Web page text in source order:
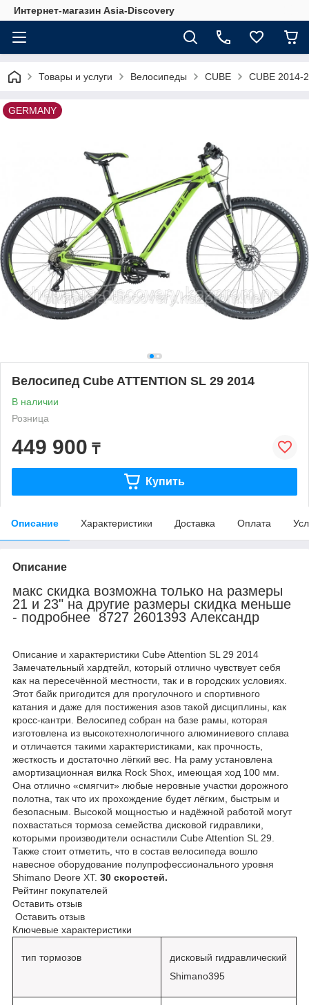
Интернет-магазин Asia-Discovery
Товары и услуги Велосипеды CUBE CUBE 2014-
GERMANY
Велосипед Cube ATTENTION SL 29 2014
В наличии
Розница
449 900 ₸
Купить
Описание Характеристики Доставка Оплата
Описание
макс скидка возможна только на размеры
21 и 23" на другие размеры скидка меньше
- подробнее 8727 2601393 Александр
Описание и характеристики Cube Attention SL 29 2014
Замечательный хардтейл, который отлично чувствует себя
как на пересечённой местности, так и в городских условиях.
Этот байк пригодится для прогулочного и спортивного
катания и даже для постижения азов такой дисциплины, как
кросс-кантри. Велосипед собран на базе рамы, которая
изготовлена из высокотехнологичного алюминиевого сплава
и отличается такими характеристиками, как прочность,
жесткость и достаточно лёгкий вес. На раму установлена
амортизационная вилка Rock Shox, имеющая ход 100 мм.
Она отлично «смягчит» любые неровные участки дорожного
полотна, так что их прохождение будет лёгким, быстрым и
безопасным. Высокой мощностью и надёжной работой могут
похвастаться тормоза семейства дисковой гидравлики,
которыми производители оснастили Cube Attention SL 29.
Также стоит отметить, что в состав велосипеда вошло
навесное оборудование полупрофессионального уровня
Shimano Deore XT. 30 скоростей.
Рейтинг покупателей
Оставить отзыв
Оставить отзыв
Ключевые характеристики
тип тормозов
дисковый гидравлический
Shimano395